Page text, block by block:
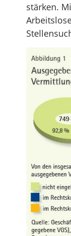
stärken.